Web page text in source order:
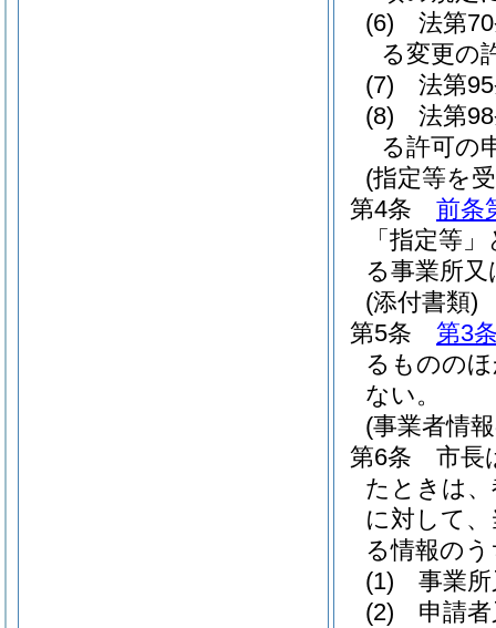
(6)
法第
る変更の
(7)
法第
(8)
法第
る許可の
(指定等を
第4条
前条
「指定等
る事業所
(添付書類)
第5条
第3
るものの
ない。
(事業者情
第6条
市長
たときは
に対して
る情報の
(1)
事業
(2)
申請